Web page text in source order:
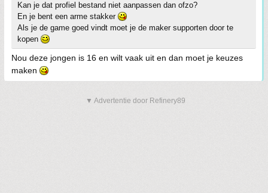
Kan je dat profiel bestand niet aanpassen dan ofzo?
En je bent een arme stakker
Als je de game goed vindt moet je de maker supporten door te
kopen
Nou deze jongen is 16 en wilt vaak uit en dan moet je keuzes
maken
▼ Advertentie door Refinery89